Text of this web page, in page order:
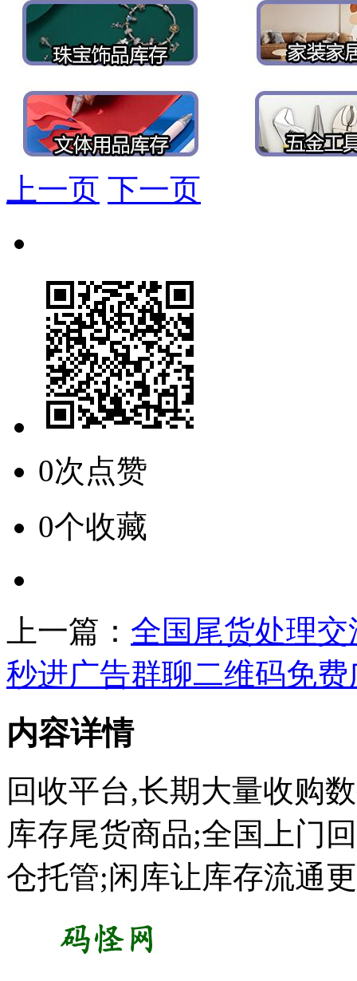
上一页 下一页
0次点赞
0个收藏
上一篇： 全国尾货处理交
秒进广告群聊二维码免
内容详情
回收平台,长期大量收购
库存尾货商品;全国上门
仓托管;闲库让库存流通